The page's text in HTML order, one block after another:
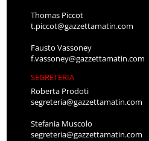
Thomas Piccot
t.piccot@gazzettamatin.com
Fausto Vassoney
f.vassoney@gazzettamatin.com
SEGRETERIA
Roberta Prodoti
segreteria@gazzettamatin.com
Stefania Muscolo
segreteria@gazzettamatin.com